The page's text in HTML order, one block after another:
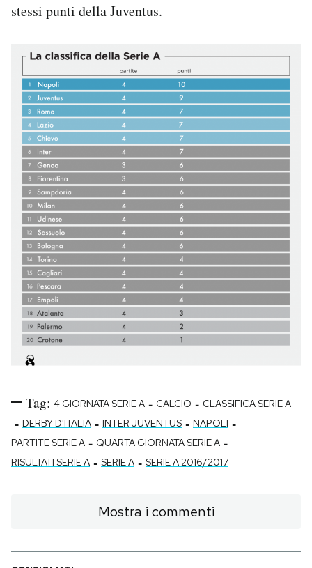
stessi punti della Juventus.
Tag: 4 GIORNATA SERIE A - CALCIO - CLASSIFICA SERIE A
- DERBY D'ITALIA - INTER JUVENTUS - NAPOLI -
PARTITE SERIE A - QUARTA GIORNATA SERIE A -
RISULTATI SERIE A - SERIE A - SERIE A 2016/2017
Mostra i commenti